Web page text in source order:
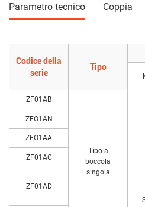
Parametro tecnico Coppia
Codice della
serie
Tipo
ZF01AB
Tipo a
boccola
singola
ZFO1AN
ZFO1AA
ZF01AC
ZF01AD